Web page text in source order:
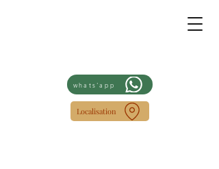
whats'app
Localisation